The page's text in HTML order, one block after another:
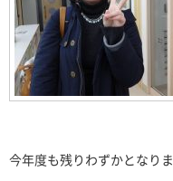
今年度も残りわずかとなりま